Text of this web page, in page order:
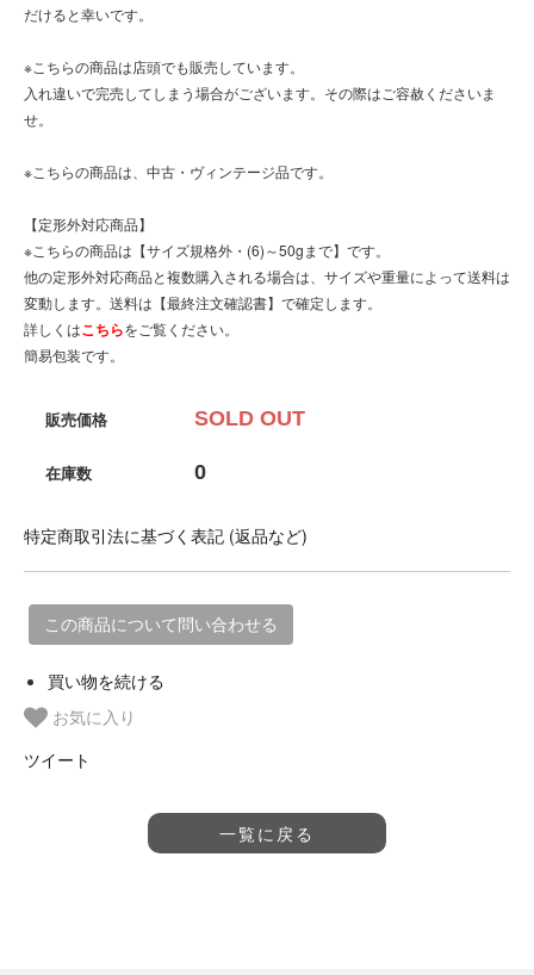
だけると幸いです。
※こちらの商品は店頭でも販売しています。
入れ違いで完売してしまう場合がございます。その際はご容赦くださいま
せ。
※こちらの商品は、中古・ヴィンテージ品です。
【定形外対応商品】
※こちらの商品は【サイズ規格外・(6)～50gまで】です。
他の定形外対応商品と複数購入される場合は、サイズや重量によって送料は
変動します。送料は【最終注文確認書】で確定します。
詳しくはこちらをご覧ください。
簡易包装です。
販売価格 SOLD OUT
在庫数 0
特定商取引法に基づく表記 (返品など)
この商品について問い合わせる
買い物を続ける
お気に入り
ツイート
一覧に戻る